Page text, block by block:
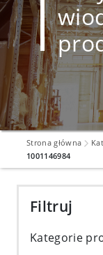
Strona główna
1001146984
Filtruj
Kategorie